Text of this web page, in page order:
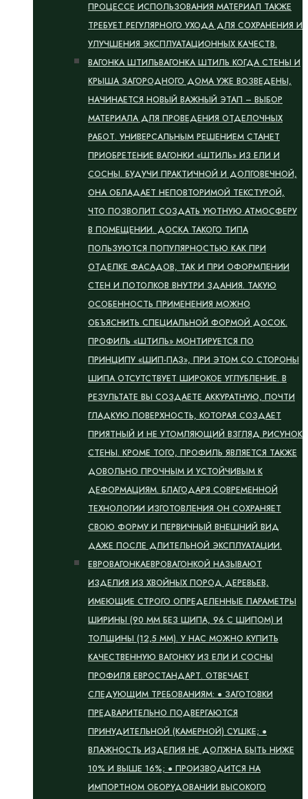
ПРОЦЕССЕ ИСПОЛЬЗОВАНИЯ МАТЕРИАЛ ТАКЖЕ
ТРЕБУЕТ РЕГУЛЯРНОГО УХОДА ДЛЯ СОХРАНЕНИЯ И
УЛУЧШЕНИЯ ЭКСПЛУАТАЦИОННЫХ КАЧЕСТВ.
ВАГОНКА ШТИЛЬВАГОНКА ШТИЛЬ КОГДА СТЕНЫ И
КРЫША ЗАГОРОДНОГО ДОМА УЖЕ ВОЗВЕДЕНЫ,
НАЧИНАЕТСЯ НОВЫЙ ВАЖНЫЙ ЭТАП – ВЫБОР
МАТЕРИАЛА ДЛЯ ПРОВЕДЕНИЯ ОТДЕЛОЧНЫХ
РАБОТ. УНИВЕРСАЛЬНЫМ РЕШЕНИЕМ СТАНЕТ
ПРИОБРЕТЕНИЕ ВАГОНКИ «ШТИЛЬ» ИЗ ЕЛИ И
СОСНЫ. БУДУЧИ ПРАКТИЧНОЙ И ДОЛГОВЕЧНОЙ,
ОНА ОБЛАДАЕТ НЕПОВТОРИМОЙ ТЕКСТУРОЙ,
ЧТО ПОЗВОЛИТ СОЗДАТЬ УЮТНУЮ АТМОСФЕРУ
В ПОМЕЩЕНИИ. ДОСКА ТАКОГО ТИПА
ПОЛЬЗУЮТСЯ ПОПУЛЯРНОСТЬЮ КАК ПРИ
ОТДЕЛКЕ ФАСАДОВ, ТАК И ПРИ ОФОРМЛЕНИИ
СТЕН И ПОТОЛКОВ ВНУТРИ ЗДАНИЯ. ТАКУЮ
ОСОБЕННОСТЬ ПРИМЕНЕНИЯ МОЖНО
ОБЪЯСНИТЬ СПЕЦИАЛЬНОЙ ФОРМОЙ ДОСОК.
ПРОФИЛЬ «ШТИЛЬ» МОНТИРУЕТСЯ ПО
ПРИНЦИПУ «ШИП-ПАЗ», ПРИ ЭТОМ СО СТОРОНЫ
ШИПА ОТСУТСТВУЕТ ШИРОКОЕ УГЛУБЛЕНИЕ. В
РЕЗУЛЬТАТЕ ВЫ СОЗДАЕТЕ АККУРАТНУЮ, ПОЧТИ
ГЛАДКУЮ ПОВЕРХНОСТЬ, КОТОРАЯ СОЗДАЕТ
ПРИЯТНЫЙ И НЕ УТОМЛЯЮЩИЙ ВЗГЛЯД РИСУНОК
СТЕНЫ. КРОМЕ ТОГО, ПРОФИЛЬ ЯВЛЯЕТСЯ ТАКЖЕ
ДОВОЛЬНО ПРОЧНЫМ И УСТОЙЧИВЫМ К
ДЕФОРМАЦИЯМ. БЛАГОДАРЯ СОВРЕМЕННОЙ
ТЕХНОЛОГИИ ИЗГОТОВЛЕНИЯ ОН СОХРАНЯЕТ
СВОЮ ФОРМУ И ПЕРВИЧНЫЙ ВНЕШНИЙ ВИД
ДАЖЕ ПОСЛЕ ДЛИТЕЛЬНОЙ ЭКСПЛУАТАЦИИ.
ЕВРОВАГОНКАЕВРОВАГОНКОЙ НАЗЫВАЮТ
ИЗДЕЛИЯ ИЗ ХВОЙНЫХ ПОРОД ДЕРЕВЬЕВ,
ИМЕЮЩИЕ СТРОГО ОПРЕДЕЛЕННЫЕ ПАРАМЕТРЫ
ШИРИНЫ (90 ММ БЕЗ ШИПА, 96 С ШИПОМ) И
ТОЛЩИНЫ (12,5 ММ). У НАС МОЖНО КУПИТЬ
КАЧЕСТВЕННУЮ ВАГОНКУ ИЗ ЕЛИ И СОСНЫ
ПРОФИЛЯ ЕВРОСТАНДАРТ. ОТВЕЧАЕТ
СЛЕДУЮЩИМ ТРЕБОВАНИЯМ: ● ЗАГОТОВКИ
ПРЕДВАРИТЕЛЬНО ПОДВЕРГАЮТСЯ
ПРИНУДИТЕЛЬНОЙ (КАМЕРНОЙ) СУШКЕ; ●
ВЛАЖНОСТЬ ИЗДЕЛИЯ НЕ ДОЛЖНА БЫТЬ НИЖЕ
10% И ВЫШЕ 16%; ● ПРОИЗВОДИТСЯ НА
ИМПОРТНОМ ОБОРУДОВАНИИ ВЫСОКОГО